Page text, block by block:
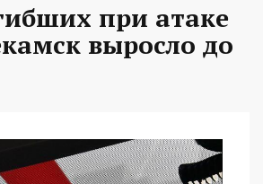
при атаке
выросло до